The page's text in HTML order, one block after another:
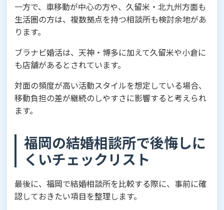
一方で、車移動が中心の方や、久留米・北九州方面も
生活圏の方は、複数拠点を持つ相談所も検討余地があ
ります。
ブラナビ婚活は、天神・博多に加えて久留米や小倉に
も店舗があるとされています。
対面の頻度が高い活動スタイルを想定している場合、
移動負担の差が継続のしやすさに影響すると考えられ
ます。
福岡の結婚相談所で後悔しに
くいチェックリスト
最後に、福岡で結婚相談所を比較する際に、事前に確
認しておきたい項目を整理します。